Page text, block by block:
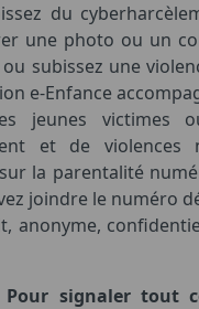
du
une photo ou un
subissez une
e-Enfance
jeunes victimes
et de violences
la parentalité
joindre le numéro
anonyme,
Pour signaler tout